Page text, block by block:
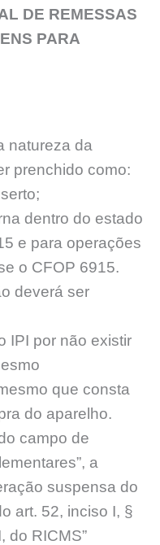
DE REMESSAS
PARA
natureza da
prenchido como:
dentro do estado
e para operações
o CFOP 6915.
deverá ser
IPI por não existir
que consta
do aparelho.
campo de
a
suspensa do
art. 52, inciso I, §
do RICMS”